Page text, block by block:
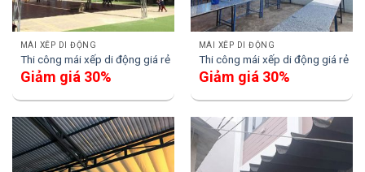
MÁI XẾP DI ĐỘNG
Thi công mái xếp di động giá rẻ
Giảm giá 30%
MÁI XẾP DI ĐỘNG
Thi công mái xếp di động giá rẻ
Giảm giá 30%